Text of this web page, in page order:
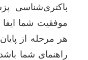
باکتری‌شناسی
موفقیت شما ایفا
هر مرحله از
راهنمای شما